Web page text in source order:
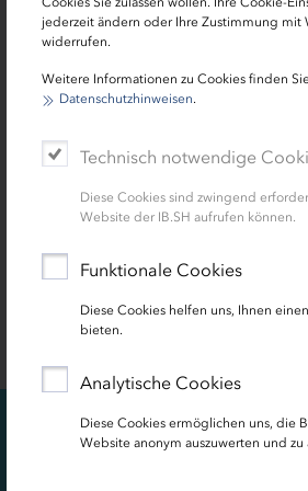
jederzeit ändern oder Ihre Zustimmung mit
widerrufen.
Weitere Informationen zu Cookies finden
Datenschutzhinweisen.
Technisch notwendige
Diese Cookies sind zwingend
Website der IB.SH aufrufen können.
Funktionale Cookies
Diese Cookies helfen uns, Ihnen
bieten.
Analytische Cookies
Diese Cookies ermöglichen uns, die
Website anonym auszuwerten und zu
Workshops und
Gründerinnen und
speziell durch unsere
Unternehmerinnenpreis und
Frauen für eine
Erfolgsgeschichten